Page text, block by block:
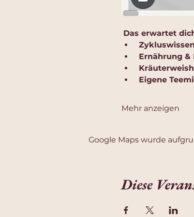
Das erwartet
Zykluswissen
Ernährung
Eigene
Mehr anzeigen
Google Maps wurde
Diese